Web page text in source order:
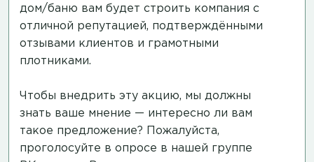
дом/баню вам будет строить компания с
отличной репутацией, подтверждёнными
отзывами клиентов и грамотными
плотниками.
Чтобы внедрить эту акцию, мы должны
знать ваше мнение — интересно ли вам
такое предложение? Пожалуйста,
проголосуйте в опросе в нашей группе